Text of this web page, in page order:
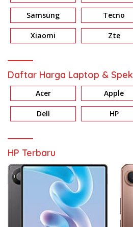
Samsung Tecno
Xiaomi Zte
Daftar Harga Laptop & Spek
Acer Apple
Dell HP
HP Terbaru